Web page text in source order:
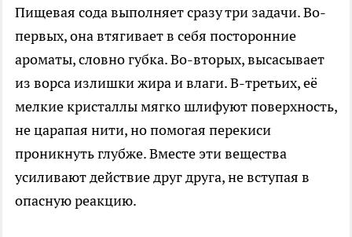
Пищевая сода выполняет сразу три задачи. Во-
первых, она втягивает в себя посторонние
ароматы, словно губка. Во-вторых, высасывает
из ворса излишки жира и влаги. В-третьих, её
мелкие кристаллы мягко шлифуют поверхность,
не царапая нити, но помогая перекиси
проникнуть глубже. Вместе эти вещества
усиливают действие друг друга, не вступая в
опасную реакцию.